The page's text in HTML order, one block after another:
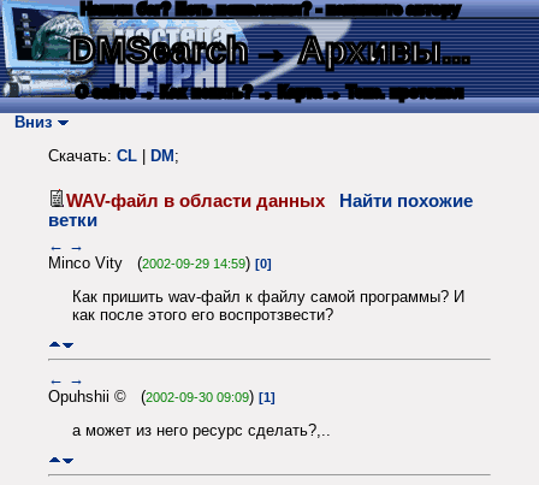
Нашли баг? Есть пожелания? - напишите автору
DMSearch→ Архивы...
О сайте → Как искать? → Карта → Текс. протокол
Вниз
Скачать: CL DM ;
WAV-файл в области данных
Найти похожие
ветки
← →
Minco Vity (2002-09-29 14:59) [0]
Как пришить wav-файл к файлу самой программы? И
как после этого его воспротзвести?
← →
Opuhshii © (2002-09-30 09:09) [1]
а может из него ресурс сделать?,..